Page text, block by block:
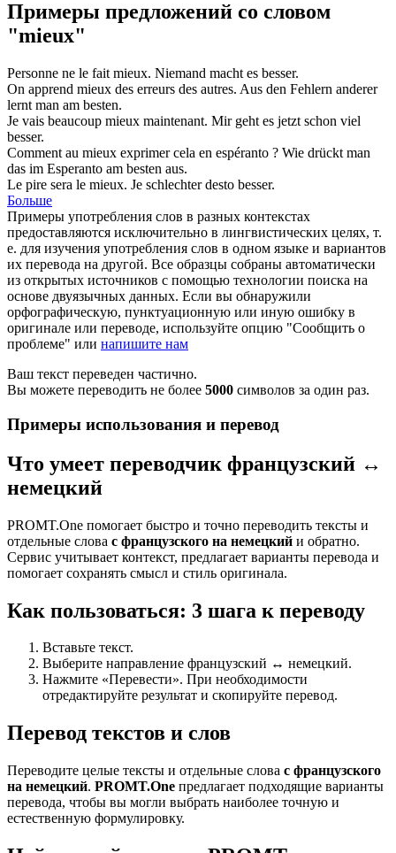
Примеры предложений со словом
"mieux"
Personne ne le fait mieux. Niemand macht es besser.
On apprend mieux des erreurs des autres. Aus den Fehlern anderer
lernt man am besten.
Je vais beaucoup mieux maintenant. Mir geht es jetzt schon viel
besser.
Comment au mieux exprimer cela en espéranto ? Wie drückt man
das im Esperanto am besten aus.
Le pire sera le mieux. Je schlechter desto besser.
Больше
Примеры употребления слов в разных контекстах
предоставляются исключительно в лингвистических целях, т.
е. для изучения употребления слов в одном языке и вариантов
их перевода на другой. Все образцы собраны автоматически
из открытых источников с помощью технологии поиска на
основе двуязычных данных. Если вы обнаружили
орфографическую, пунктуационную или иную ошибку в
оригинале или переводе, используйте опцию "Сообщить о
проблеме" или напишите нам
Ваш текст переведен частично.
Вы можете переводить не более 5000 символов за один раз.
Примеры использования и перевод
Что умеет переводчик французский ↔
немецкий
PROMT.One помогает быстро и точно переводить тексты и
отдельные слова с французского на немецкий и обратно.
Сервис учитывает контекст, предлагает варианты перевода и
помогает сохранять смысл и стиль оригинала.
Как пользоваться: 3 шага к переводу
Вставьте текст.
Выберите направление французский ↔ немецкий.
Нажмите «Перевести». При необходимости
отредактируйте результат и скопируйте перевод.
Перевод текстов и слов
Переводите целые тексты и отдельные слова с французского
на немецкий. PROMT.One предлагает подходящие варианты
перевода, чтобы вы могли выбрать наиболее точную и
естественную формулировку.